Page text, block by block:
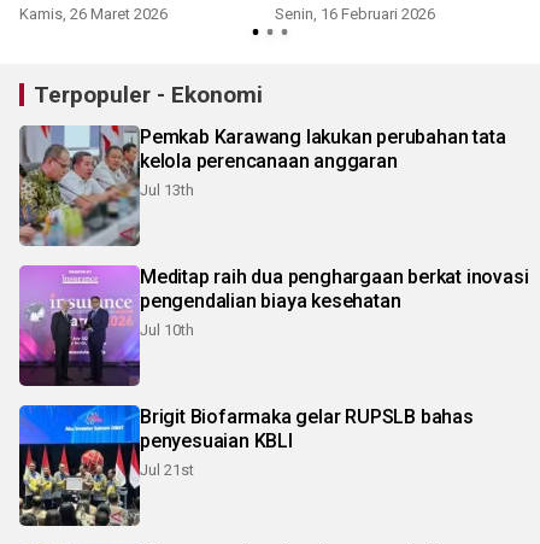
Kamis, 26 Maret 2026 Senin, 16 Februari 2026
Terpopuler - Ekonomi
Pemkab Karawang lakukan perubahan tata
kelola perencanaan anggaran
Jul 13th
Meditap raih dua penghargaan berkat inovasi
pengendalian biaya kesehatan
Jul 10th
Brigit Biofarmaka gelar RUPSLB bahas
penyesuaian KBLI
Jul 21st